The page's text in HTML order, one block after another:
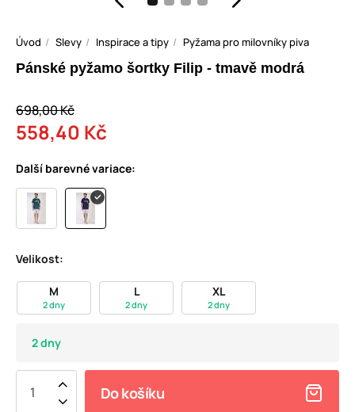
Úvod Slevy Inspirace a tipy Pyžama pro milovníky piva
Pánské pyžamo šortky Filip - tmavě modrá
698,00 Kč
558,40 Kč
Další barevné variace:
Velikost:
M
2 dny
L
2 dny
XL
2 dny
2 dny
Do košíku